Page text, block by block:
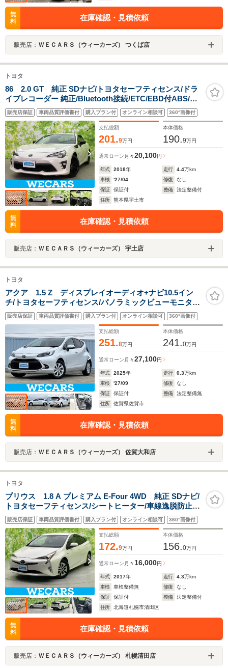
無
料
在庫確認・見積依頼
販売店： ＷＥＣＡＲＳ（ウィーカーズ） つくば店
トヨタ
86 2.0 GT 純正 SDナビ/トヨタセーフティセンス/ドラ
イブレコーダー 純正/Bluetooth接続/ETC/EBD付ABS/横
滑り防止装置/フルセグTV/DVD/エアバッグ 運転席/エアバ
ッグ 助手席
販売店保証 車両品質評価書付 購入プラン付 オンライン相談可 360°画像付
支払総額
201.9万円
本体価格
190.9万円
通常ローン 月々20,100円
年式 2018年 走行 4.4万km
車検
'27/04 修復
なし
保証
保証付 整備
法定整備付
住所
熊本県宇土市
無
料
在庫確認・見積依頼
販売店： ＷＥＣＡＲＳ（ウィーカーズ） 宇土店
トヨタ
アクア 1.5 Z ディスプレイオーディオ+ナビ10.5イン
チ/トヨタセーフティセンス/パノラミックビューモニター/
車線逸脱防止支援システム/ヘッドランプ LED/USBジャ
ック
販売店保証 車両品質評価書付 購入プラン付 オンライン相談可 360°画像付
支払総額
251.8万円
本体価格
241.0万円
通常ローン 月々27,100円
年式 2025年 走行 0.3万km
車検
'27/09 修復
なし
保証
保証付 整備
法定整備無
住所
佐賀県佐賀市
無
料
在庫確認・見積依頼
販売店： ＷＥＣＡＲＳ（ウィーカーズ） 佐賀大和店
トヨタ
プリウス 1.8 A プレミアム E-Four 4WD 純正 SDナビ/
トヨタセーフティセンス/シートヒーター/車線逸脱防止支
援システム/シート 合皮/パーキングアシスト 自動操舵/ド
ライブレコーダー 社外/ヘッドランプ HID
販売店保証 車両品質評価書付 購入プラン付 オンライン相談可 360°画像付
支払総額
172.9万円
本体価格
156.0万円
通常ローン 月々 16,000円
年式 2017年 走行 4.3万km
車検
車検整備無 修復
なし
保証
保証付 整備
法定整備付
住所
北海道札幌市清田区
無
料
在庫確認・見積依頼
販売店： ＷＥＣＡＲＳ（ウィーカーズ） 札幌清田店